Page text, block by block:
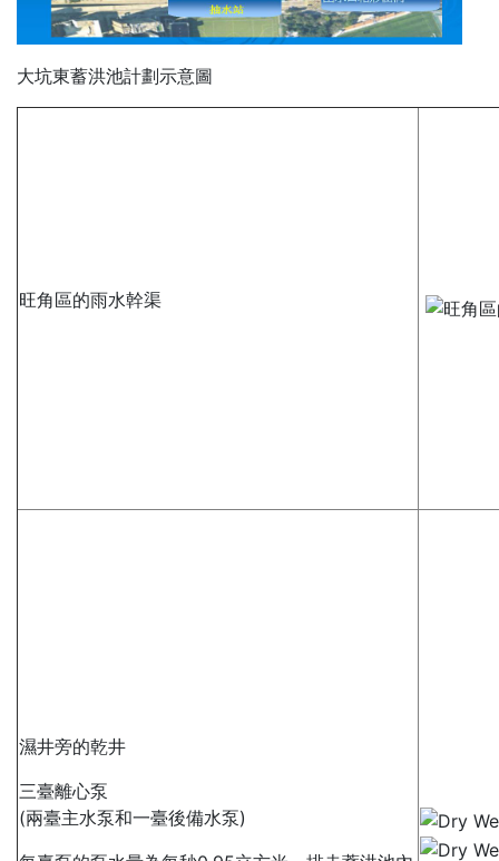
大坑東蓄洪池計劃示意圖
旺角區的雨水幹渠
濕井旁的乾井
三臺離心泵
(兩臺主水泵和一臺後備水泵)